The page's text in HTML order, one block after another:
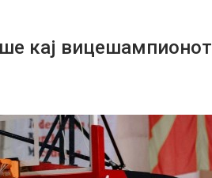
кај вицешампионот